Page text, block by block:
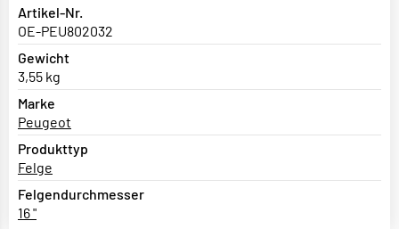
Artikel-Nr.
OE-PEU802032
Gewicht
3,55 kg
Marke
Peugeot
Produkttyp
Felge
Felgendurchmesser
16 "